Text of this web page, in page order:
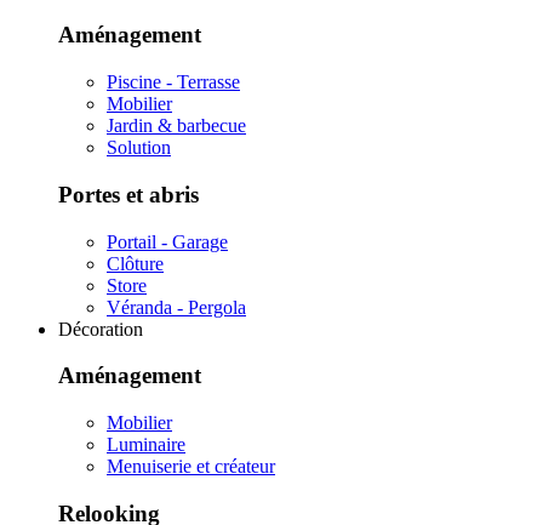
Aménagement
Piscine - Terrasse
Mobilier
Jardin & barbecue
Solution
Portes et abris
Portail - Garage
Clôture
Store
Véranda - Pergola
Décoration
Aménagement
Mobilier
Luminaire
Menuiserie et créateur
Relooking